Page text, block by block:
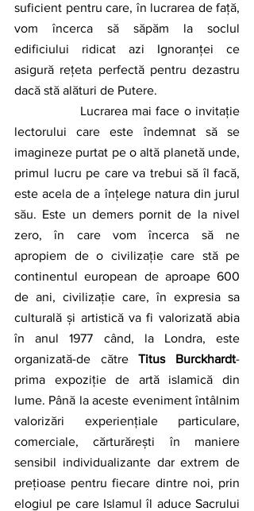
suficient pentru care, în lucrarea de față,
vom încerca să săpăm la soclul
edificiului ridicat azi Ignoranței ce
asigură rețeta perfectă pentru dezastru
dacă stă alături de Putere.
lectorului care este îndemnat să se
imagineze purtat pe o altă planetă unde,
primul lucru pe care va trebui să îl facă,
este acela de a înțelege natura din jurul
său. Este un demers pornit de la nivel
zero, în care vom încerca să ne
apropiem de o civilizație care stă pe
continentul european de aproape 600
de ani, civilizație care, în expresia sa
culturală și artistică va fi valorizată abia
în anul 1977 când, la Londra, este
organizată-de către Titus Burckhardt-
prima expoziție de artă islamică din
lume. Până la aceste eveniment întâlnim
valorizări experiențiale particulare,
comerciale, cărturărești în maniere
sensibil individualizante dar extrem de
prețioase pentru fiecare dintre noi, prin
elogiul pe care Islamul îl aduce Sacrului